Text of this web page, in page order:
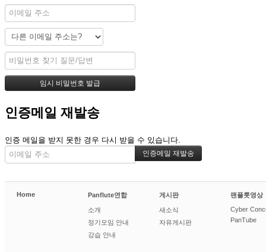
인증메일 재발송
인증 메일을 받지 못한 경우 다시 받을 수 있습니다.
Home Panflute연합
소개
정기모임 안내
강습 안내
게시판
새소식
자유게시판
팬플룻영상
Cyber
PanTube